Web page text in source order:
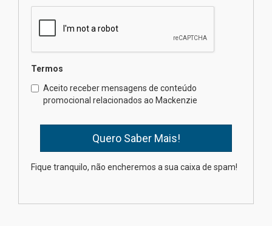
Brasília prepara seus
mesmo do Ensino Médio
Como os pais podem investir
na educação dos filhos além da
escola
Transformadora reúne
Termos
Aceito receber mensagens de conteúdo
promocional relacionados ao Mackenzie
Fique tranquilo, não encheremos a sua caixa de spam!